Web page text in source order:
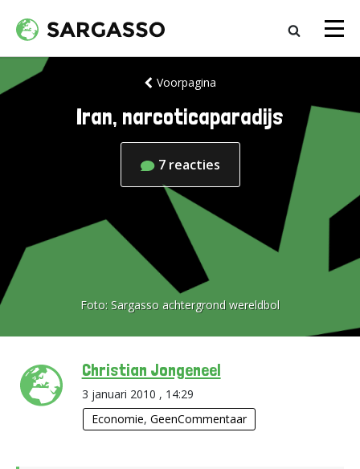
Voorpagina
Iran, narcoticaparadijs
7 reacties
Foto: Sargasso achtergrond wereldbol
Christian Jongeneel
3 januari 2010 , 14:29
Economie, GeenCommentaar